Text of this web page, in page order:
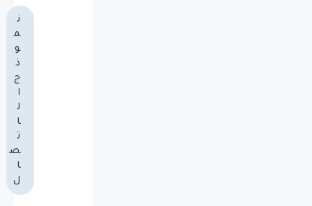
ن
م
و
ذ
ج
ا
ل
ا
ت
ص
ا
ل